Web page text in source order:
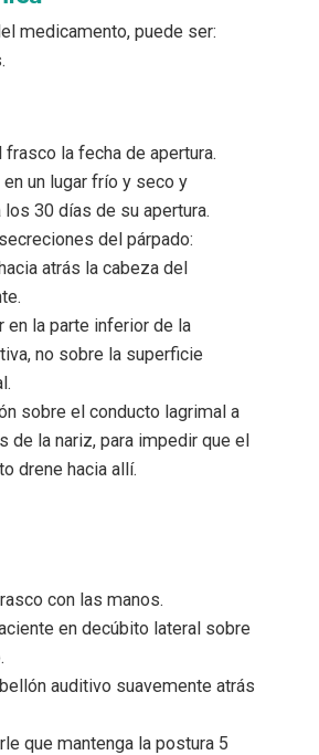
medicamento, puede ser:
frasco la fecha de apertura.
un lugar frío y seco y
los 30 días de su apertura.
del párpado:
atrás la cabeza del
en la parte inferior de la
no sobre la superficie
sobre el conducto lagrimal a
de la nariz, para impedir que el
drene hacia allí.
con las manos.
en decúbito lateral sobre
auditivo suavemente atrás
que mantenga la postura 5